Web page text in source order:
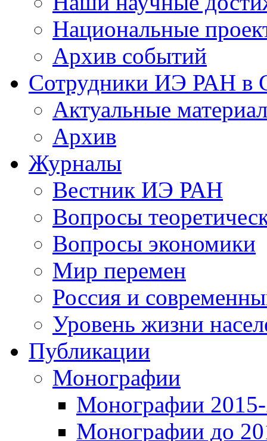
Национальные
Архив событий
Сотрудники ИЭ РАН
Актуальные
Архив
Журналы
Вестник ИЭ РАН
Вопросы
Вопросы экономики
Мир перемен
Россия и
Уровень жизни
Публикации
Монографии
Монографии 2015-
Монографии до